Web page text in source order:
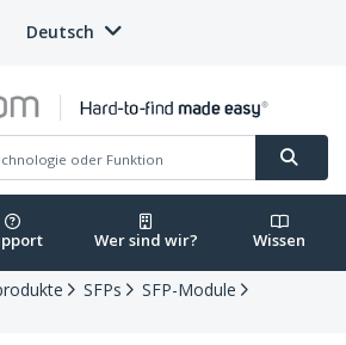
Deutsch
Wer sind wir? Wissen
SFPs
SFP-Module